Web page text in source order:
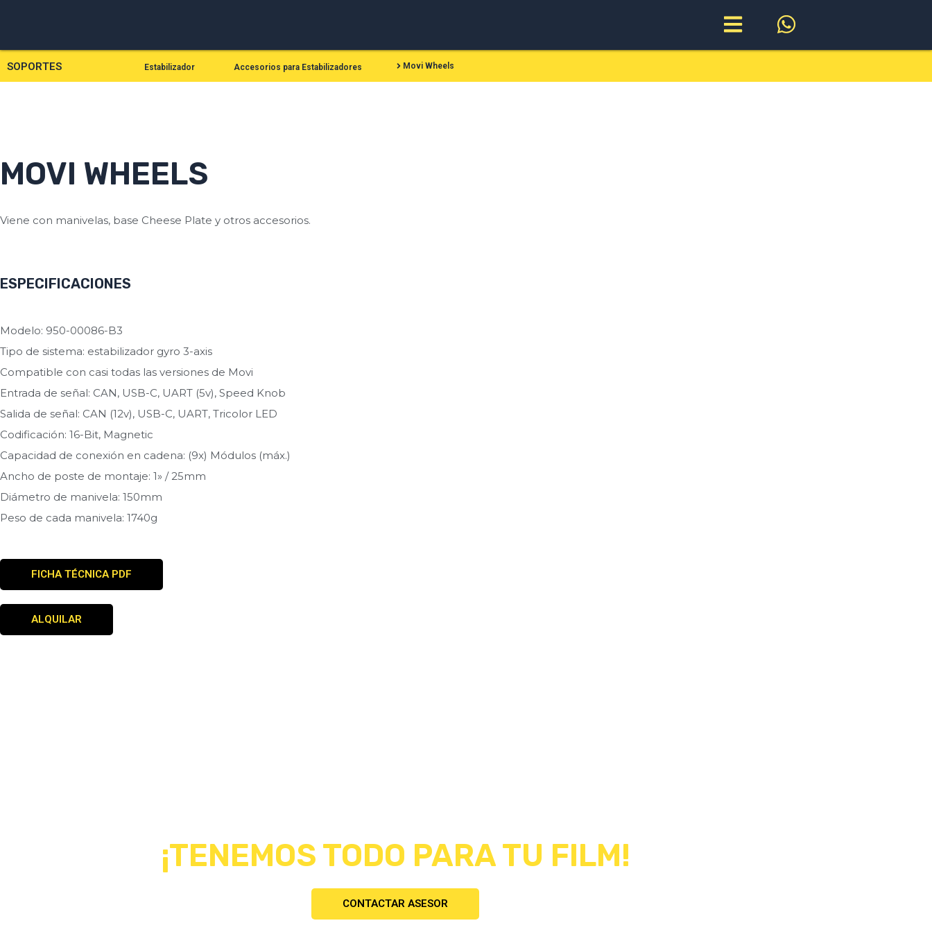
SOPORTES Estabilizador Accesorios para Estabilizadores Movi Wheels
MOVI WHEELS
Viene con manivelas, base Cheese Plate y otros accesorios.
ESPECIFICACIONES
Modelo: 950-00086-B3
Tipo de sistema: estabilizador gyro 3-axis
Compatible con casi todas las versiones de Movi
Entrada de señal: CAN, USB-C, UART (5v), Speed Knob
Salida de señal: CAN (12v), USB-C, UART, Tricolor LED
Codificación: 16-Bit, Magnetic
Capacidad de conexión en cadena: (9x) Módulos (máx.)
Ancho de poste de montaje: 1» / 25mm
Diámetro de manivela: 150mm
Peso de cada manivela: 1740g
FICHA TÉCNICA PDF
ALQUILAR
¡TENEMOS TODO PARA TU FILM!
CONTACTAR ASESOR